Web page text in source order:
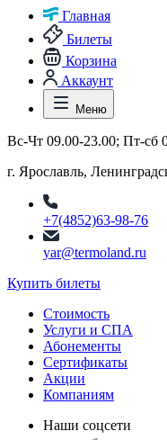
Главная
Билеты
Корзина
Аккаунт
Меню
Вс-Чт 09.00-23.00; Пт-сб
г. Ярославль,
+7(4852)63-98-76
yar@termoland.ru
Купить билеты
Стоимость
Услуги и СПА
Абонементы
Сертификаты
Акции
Компаниям
Наши соцсети